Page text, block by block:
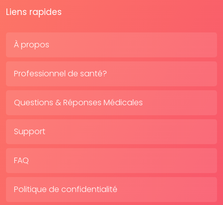
Liens rapides
À propos
Professionnel de santé?
Questions & Réponses Médicales
Support
FAQ
Politique de confidentialité